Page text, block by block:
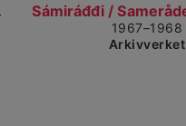
/...
1967–1968
Arkivverket